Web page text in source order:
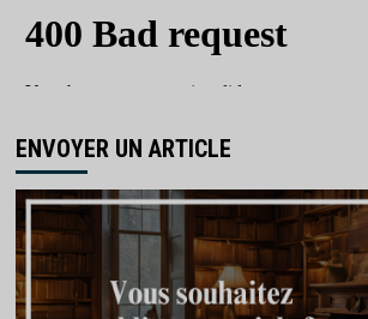
ENVOYER UN ARTICLE